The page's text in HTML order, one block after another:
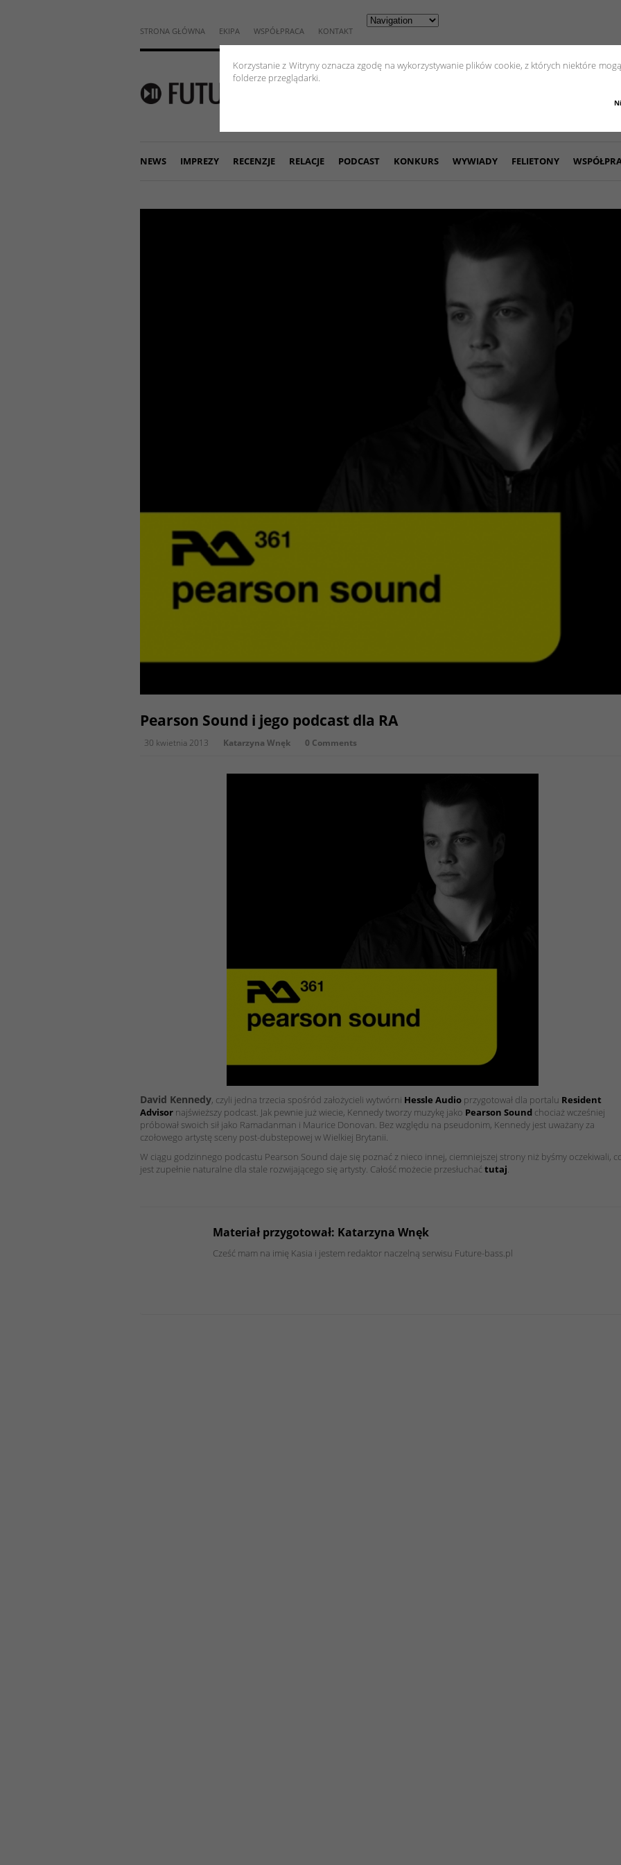
Korzystanie z Witryny oznacza zgodę na wykorzystywanie plików cookie, z których niektóre
folderze przeglądarki.
STRONA GŁÓWNA EKIPA WSPÓŁPRACA KONTAKT
NEWS IMPREZY RECENZJE RELACJE PODCAST KONKURS WYWIADY FELIETONY
Pearson Sound i jego podcast dla RA
30 kwietnia 2013 Katarzyna Wnęk 0 Comments
David Kennedy, czyli jedna trzecia spośród założycieli wytwórni Hessle Audio przygotował dla portalu Resident
Advisor najświeższy podcast. Jak pewnie już wiecie, Kennedy tworzy muzykę jako Pearson Sound chociaż wcześniej
próbował swoich sił jako Ramadanman i Maurice Donovan. Bez względu na pseudonim, Kennedy jest uważany za
czołowego artystę sceny post-dubstepowej w Wielkiej Brytanii.
W ciągu godzinnego podcastu Pearson Sound daje się poznać z nieco innej, ciemniejszej strony niż byśmy oczekiwali,
jest zupełnie naturalne dla stale rozwijającego się artysty. Całość możecie przesłuchaćtutaj.
Materiał przygotował: Katarzyna Wnęk
Cześć mam na imię Kasia i jestem redaktor naczelną serwisu Future-bass.pl